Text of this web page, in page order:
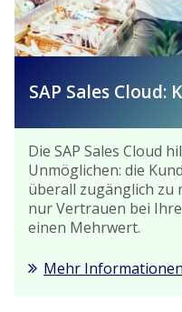
SAP Sales Cloud:
Die SAP Sales Cloud
Unmöglichen: die
überall zugänglich zu
nur Vertrauen bei
einen Mehrwert.
Mehr Informationen